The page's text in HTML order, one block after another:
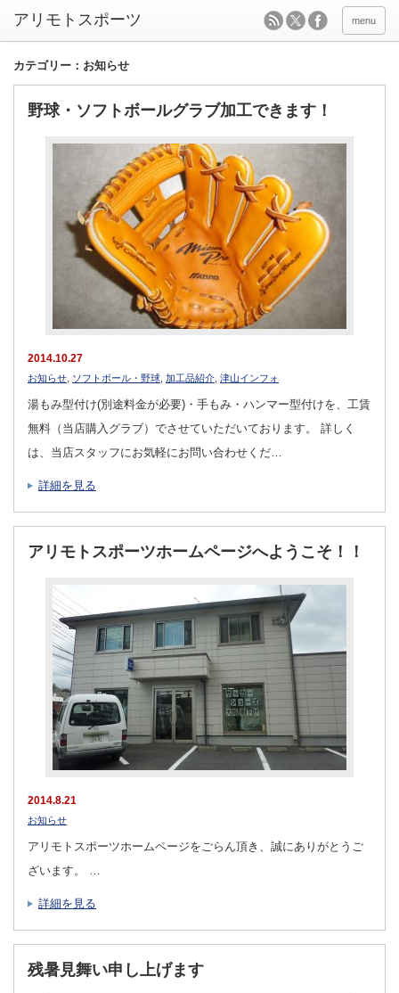
menu
カテゴリー：お知らせ
野球・ソフトボールグラブ加工できます！
2014.10.27
お知らせ, ソフトボール・野球, 加工品紹介, 津山インフォ
湯もみ型付け(別途料金が必要)・手もみ・ハンマー型付けを、工賃
無料（当店購入グラブ）でさせていただいております。 詳しく
は、当店スタッフにお気軽にお問い合わせくだ…
詳細を見る
アリモトスポーツホームページへようこそ！！
2014.8.21
お知らせ
アリモトスポーツホームページをごらん頂き、誠にありがとうご
ざいます。 …
詳細を見る
残暑見舞い申し上げます